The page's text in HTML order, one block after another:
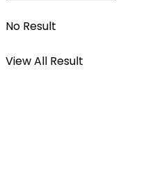
No Result
View All Result